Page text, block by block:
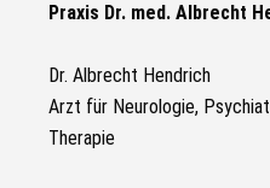
Praxis Dr. med. Albrecht
Dr. Albrecht Hendrich
Arzt für Neurologie,
Therapie